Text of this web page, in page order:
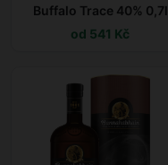
Buffalo Trace 40% 0,7l
od 541 Kč